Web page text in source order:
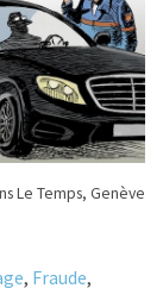
Le Temps, Genève
, Fraude,